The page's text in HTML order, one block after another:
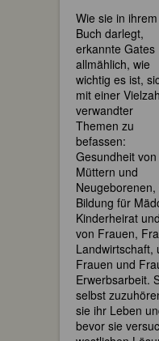
Wie sie in ihrem
Buch darlegt,
erkannte Gates
allmählich, wie
wichtig es ist,
mit einer
verwandter
Themen zu
befassen:
Gesundheit von
Müttern und
Bildung für
Kinderheirat
von Frauen,
Landwirtschaft,
Frauen und
Erwerbsarbeit.
selbst
sie ihr Leben
bevor sie